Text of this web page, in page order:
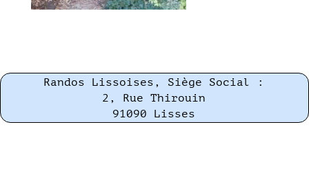
Randos Lissoises, Siège Social :
2, Rue Thirouin
91090 Lisses